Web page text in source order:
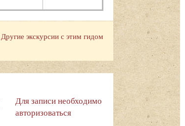
Другие экскурсии с этим гидом
Для записи необходимо
авторизоваться